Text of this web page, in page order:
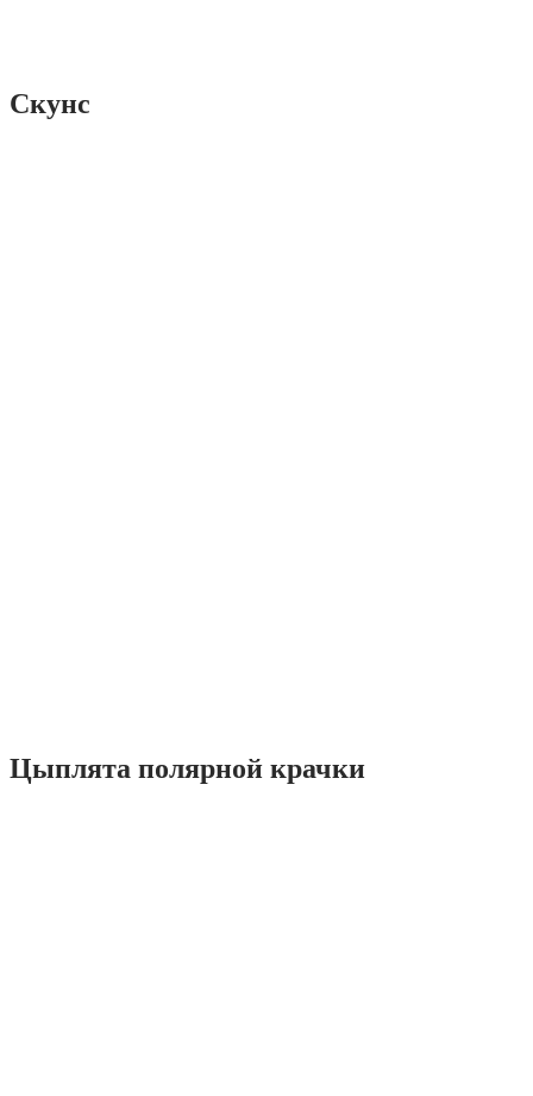
Скунс
Цыплята полярной крачки